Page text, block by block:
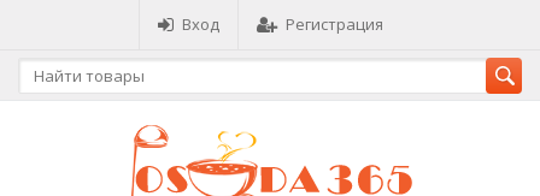
Вход Регистрация